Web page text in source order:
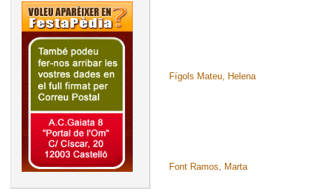
Fígols Mateu, Helena
Font Ramos, Marta